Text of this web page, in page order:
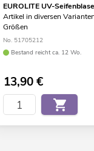
EUROLITE UV-
Artikel in diversen
Größen
No. 51705212
Bestand reicht ca. 12 Wo.
13,90€